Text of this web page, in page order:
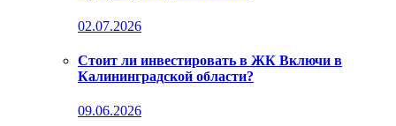
02.07.2026
Стоит ли инвестировать в ЖК Включи в
Калининградской области?
09.06.2026